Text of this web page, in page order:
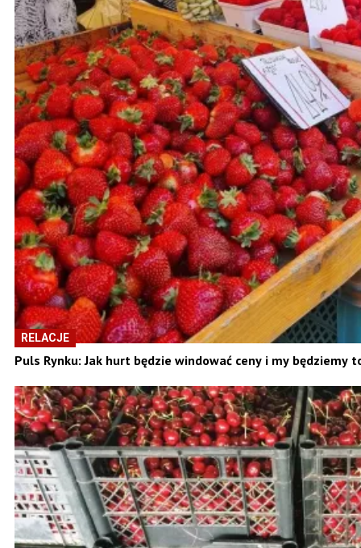
RELACJE
Puls Rynku: Jak hurt będzie windować ceny i my będziemy